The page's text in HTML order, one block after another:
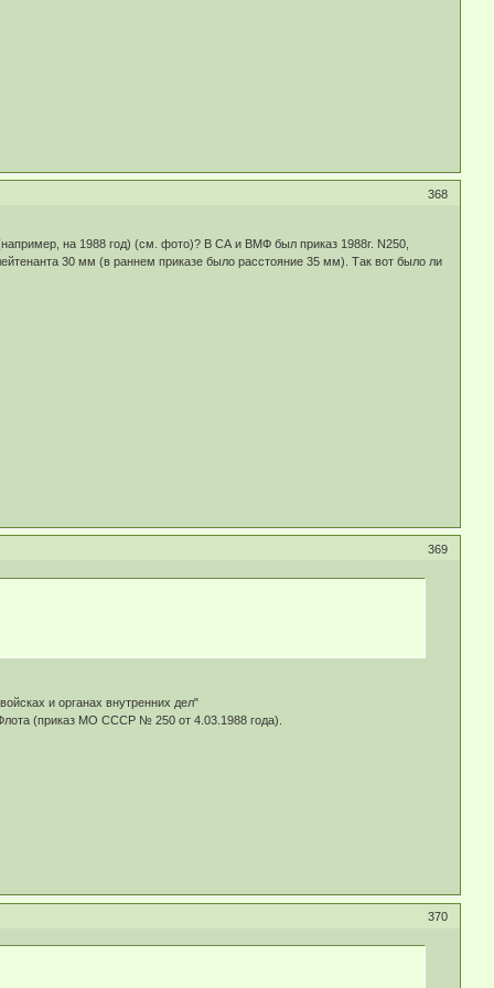
368
на 1988 год) (см. фото)? В СА и ВМФ был приказ 1988г. N250,
30 мм (в раннем приказе было расстояние 35 мм). Так вот было ли
369
и органах внутренних дел"
(приказ МО СССР № 250 от 4.03.1988 года).
370